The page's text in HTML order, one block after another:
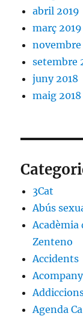
abril 2019
març 2019
novembre
setembre
juny 2018
maig 2018
3Cat
Abús
Acadèmia
Zenteno
Accidents
Agenda Ca